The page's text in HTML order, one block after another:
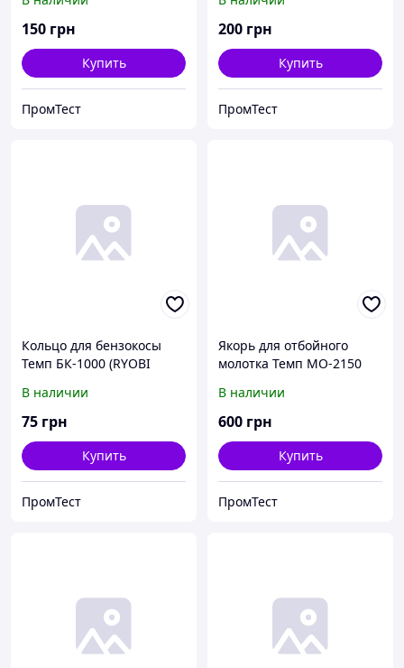
150 грн
Купить
ПромТест
200 грн
Купить
ПромТест
Кольцо для бензокосы
Темп БК-1000 (RYOBI
В наличии
75 грн
Купить
ПромТест
Якорь для отбойного
молотка Темп МО-2150
В наличии
600 грн
Купить
ПромТест